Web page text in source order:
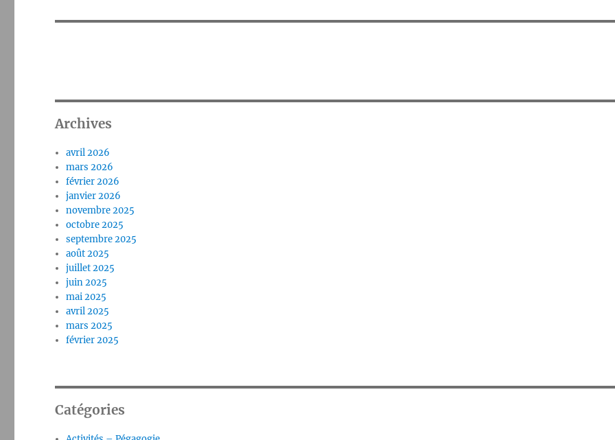
Archives
avril 2026
mars 2026
février 2026
janvier 2026
novembre 2025
octobre 2025
septembre 2025
août 2025
juillet 2025
juin 2025
mai 2025
avril 2025
mars 2025
février 2025
Catégories